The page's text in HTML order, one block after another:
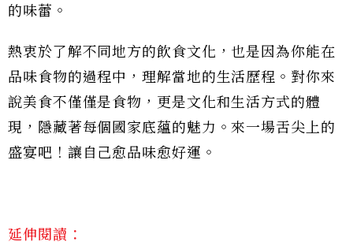
的味蕾。
熱衷於了解不同地方的飲食文化，也是因為你能在
品味食物的過程中，理解當地的生活歷程。對你來
說美食不僅僅是食物，更是文化和生活方式的體
現，隱藏著每個國家底蘊的魅力。來一場舌尖上的
盛宴吧！讓自己愈品味愈好運。
延伸閱讀：